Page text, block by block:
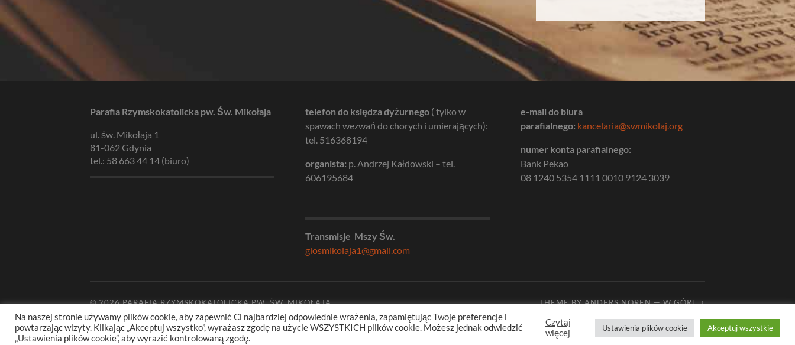
Parafia Rzymskokatolicka pw. Św. Mikołaja
ul. św. Mikołaja 1
81-062 Gdynia
tel.: 58 663 44 14 (biuro)
telefon do księdza dyżurnego ( tylko w
spawach wezwań do chorych i umierających):
tel. 516368194
organista: p. Andrzej Kałdowski – tel.
606195684
Transmisje Mszy Św.
glosmikolaja1@gmail.com
e-mail do biura
parafialnego: kancelaria@swmikolaj.org
numer konta parafialnego:
Bank Pekao
08 1240 5354 1111 0010 9124 3039
© 2026PARAFIA RZYMSKOKATOLICKA PW. ŚW. MIKOŁAJA THEME BYANDERS NOREN—W GÓRĘ ↑
Na naszej stronie używamy plików cookie, aby zapewnić Ci najbardziej odpowiednie wrażenia, zapamiętując Twoje preferencje i
powtarzając wizyty. Klikając „Akceptuj wszystko”, wyrażasz zgodę na użycie WSZYSTKICH plików cookie. Możesz jednak odwiedzić
„Ustawienia plików cookie”, aby wyrazić kontrolowaną zgodę.
Czytaj
więcej
Ustawienia plików cookie Akceptuj wszystkie